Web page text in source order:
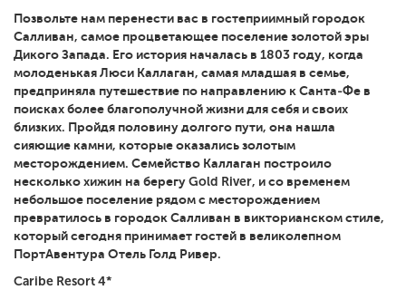
Позвольте нам перенести вас в гостеприимный городок
Салливан, самое процветающее поселение золотой эры
Дикого Запада. Его история началась в 1803 году, когда
молоденькая Люси Каллаган, самая младшая в семье,
предприняла путешествие по направлению к Санта-Фе в
поисках более благополучной жизни для себя и своих
близких. Пройдя половину долгого пути, она нашла
сияющие камни, которые оказались золотым
месторождением. Семейство Каллаган построило
несколько хижин на берегу Gold River, и со временем
небольшое поселение рядом с месторождением
превратилось в городок Салливан в викторианском стиле,
который сегодня принимает гостей в великолепном
ПортАвентура Отель Голд Ривер.
Caribe Resort 4*